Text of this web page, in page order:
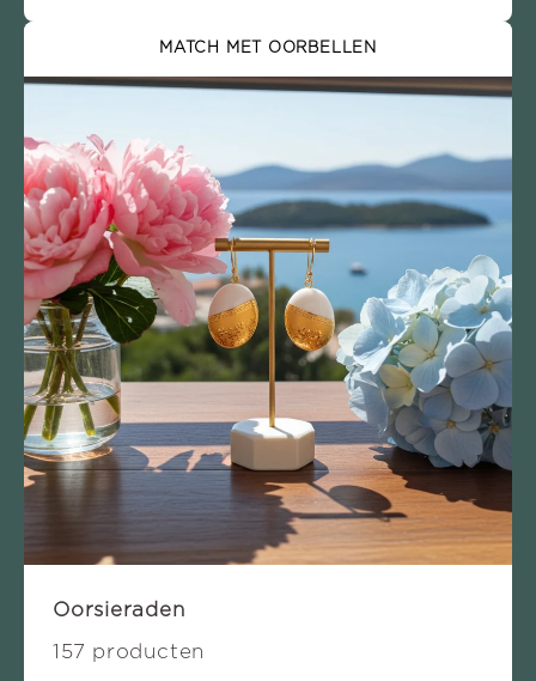
MATCH MET OORBELLEN
Oorsieraden
157 producten